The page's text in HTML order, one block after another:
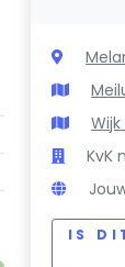
KvK
IS